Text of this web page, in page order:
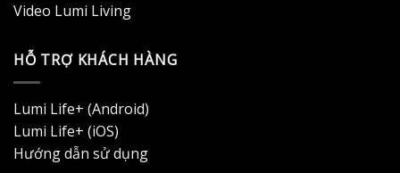
Video Lumi Living
HỖ TRỢ KHÁCH HÀNG
Lumi Life+ (Android)
Lumi Life+ (iOS)
Hướng dẫn sử dụng